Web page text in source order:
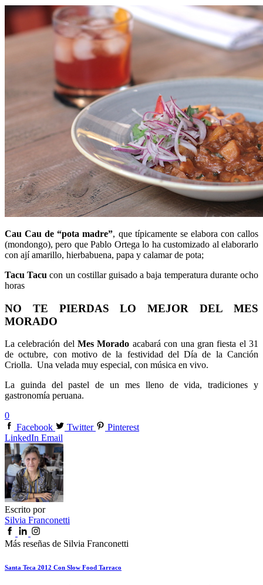
Cau Cau de “pota madre”, que típicamente se elabora con callos
(mondongo), pero que Pablo Ortega lo ha customizado al elaborarlo
con ají amarillo, hierbabuena, papa y calamar de pota;
Tacu Tacucon un costillar guisado a baja temperatura durante ocho
horas
NO TE PIERDAS LO MEJOR DEL MES
MORADO
La celebración delMes Morado acabará con una gran fiesta el 31
de octubre, con motivo de la festividad del Día de la Canción
Criolla. Una velada muy especial, con música en vivo.
La guinda del pastel de un mes lleno de vida, tradiciones y
gastronomía peruana.
0
Facebook
Twitter
Pinterest
LinkedIn Email
Escrito por
Silvia Franconetti
Más reseñas de Silvia Franconetti
Santa Teca 2012 Con Slow Food Tarraco